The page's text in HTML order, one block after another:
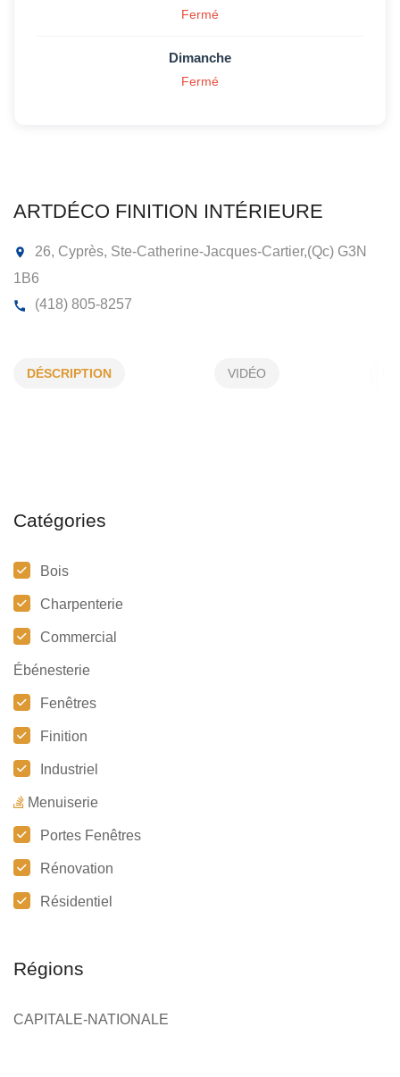
DÉSCRIPTION VIDÉO
Catégories
Bois
Charpenterie
Commercial
Ébénesterie
Fenêtres
Finition
Industriel
Menuiserie
Portes Fenêtres
Rénovation
Résidentiel
Régions
CAPITALE-NATIONALE
Fermé
Dimanche
Fermé